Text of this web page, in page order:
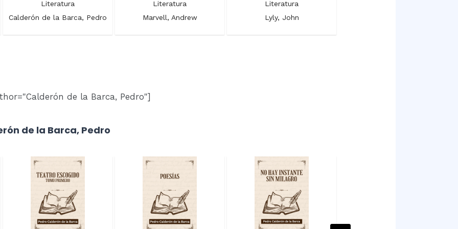
Literatura
Calderón de la Barca, Pedro
Literatura
Marvell, Andrew
Literatura
Lyly, John
de la Barca, Pedro"]
de la Barca, Pedro